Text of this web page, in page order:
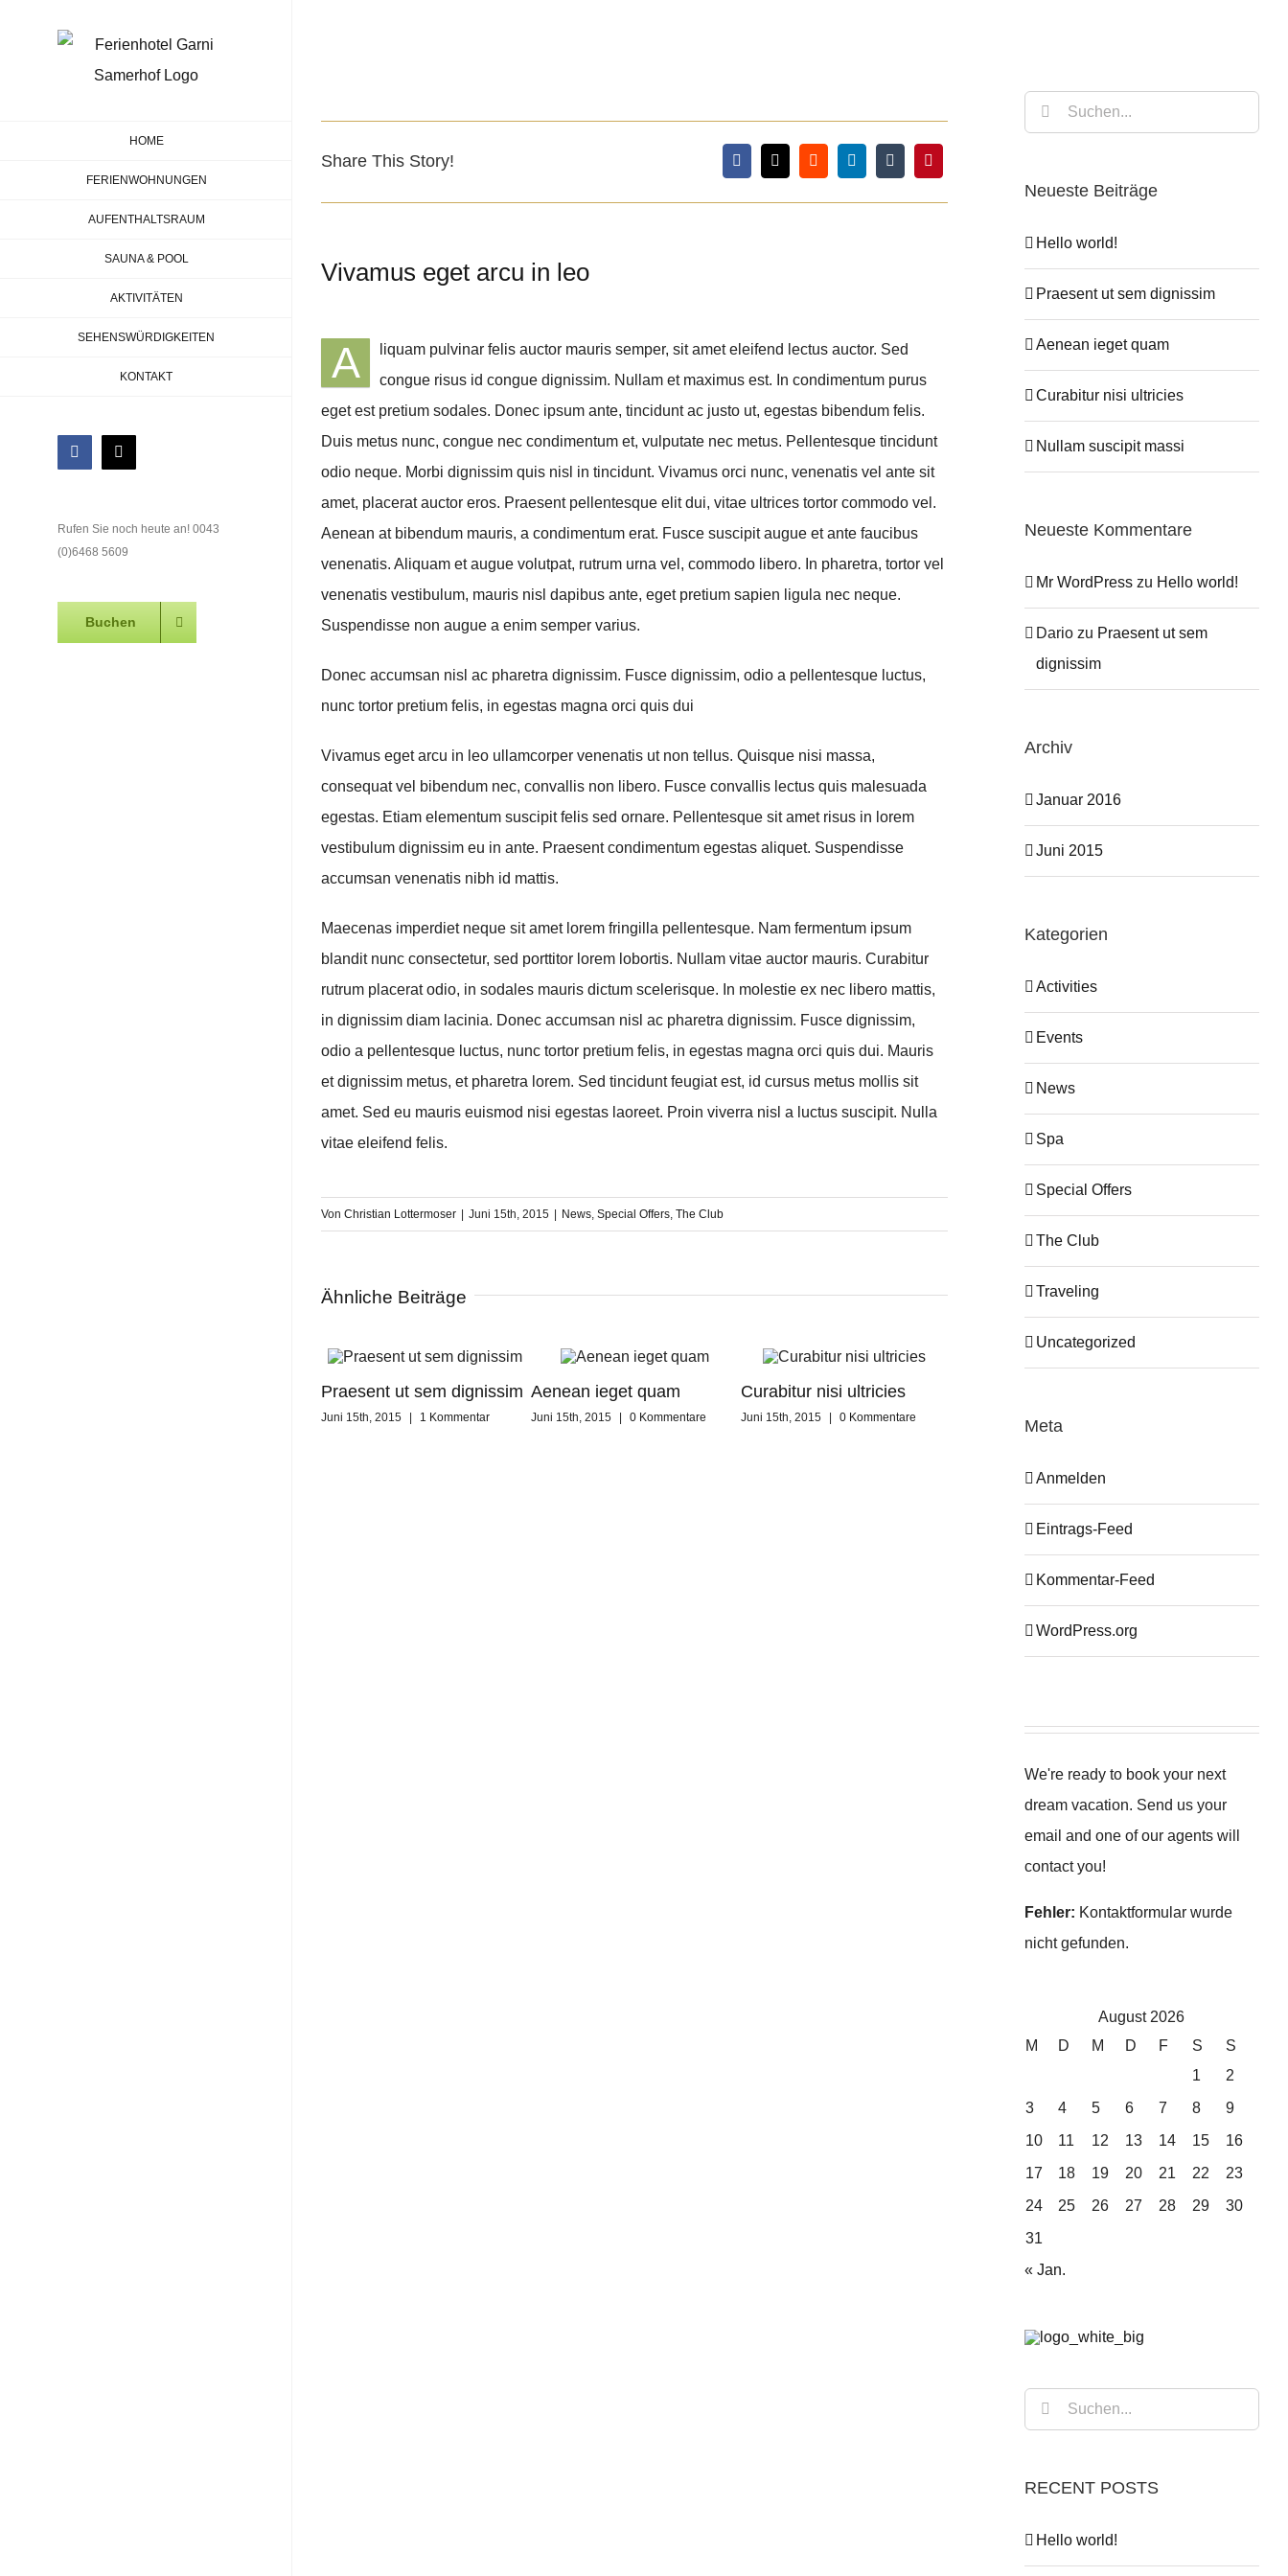
HOME
FERIENWOHNUNGEN
AUFENTHALTSRAUM
SAUNA & POOL
AKTIVITÄTEN
SEHENSWÜRDIGKEITEN
KONTAKT
Facebook
E-
Mail
Rufen Sie noch heute an! 0043
(0)6468 5609
Buchen
Bild
Share This Story!
Vivamus eget arcu in leo
A
liquam pulvinar felis auctor mauris semper, sit amet eleifend lectus auctor. Sed
congue risus id congue dignissim. Nullam et maximus est. In condimentum purus
eget est pretium sodales. Donec ipsum ante, tincidunt ac justo ut, egestas bibendum felis.
Duis metus nunc, congue nec condimentum et, vulputate nec metus. Pellentesque tincidunt
odio neque. Morbi dignissim quis nisl in tincidunt. Vivamus orci nunc, venenatis vel ante sit
amet, placerat auctor eros. Praesent pellentesque elit dui, vitae ultrices tortor commodo vel.
Aenean at bibendum mauris, a condimentum erat. Fusce suscipit augue et ante faucibus
venenatis. Aliquam et augue volutpat, rutrum urna vel, commodo libero. In pharetra, tortor vel
venenatis vestibulum, mauris nisl dapibus ante, eget pretium sapien ligula nec neque.
Suspendisse non augue a enim semper varius.
Donec accumsan nisl ac pharetra dignissim. Fusce dignissim, odio a pellentesque luctus,
nunc tortor pretium felis, in egestas magna orci quis dui
Vivamus eget arcu in leo ullamcorper venenatis ut non tellus. Quisque nisi massa,
consequat vel bibendum nec, convallis non libero. Fusce convallis lectus quis malesuada
egestas. Etiam elementum suscipit felis sed ornare. Pellentesque sit amet risus in lorem
vestibulum dignissim eu in ante. Praesent condimentum egestas aliquet. Suspendisse
accumsan venenatis nibh id mattis.
Maecenas imperdiet neque sit amet lorem fringilla pellentesque. Nam fermentum ipsum
blandit nunc consectetur, sed porttitor lorem lobortis. Nullam vitae auctor mauris. Curabitur
rutrum placerat odio, in sodales mauris dictum scelerisque. In molestie ex nec libero mattis,
in dignissim diam lacinia. Donec accumsan nisl ac pharetra dignissim. Fusce dignissim,
odio a pellentesque luctus, nunc tortor pretium felis, in egestas magna orci quis dui. Mauris
et dignissim metus, et pharetra lorem. Sed tincidunt feugiat est, id cursus metus mollis sit
amet. Sed eu mauris euismod nisi egestas laoreet. Proin viverra nisl a luctus suscipit. Nulla
vitae eleifend felis.
Von Christian Lottermoser Juni 15th, 2015 News, Special Offers, The Club
Ähnliche Beiträge
Praesent ut sem dignissim
Juni 15th, 2015 | 1 Kommentar
Aenean ieget quam
Juni 15th, 2015 | 0 Kommentare
Curabitur nisi ultricies
Juni 15th, 2015 | 0 Kommentare
Suche
nach:
Neueste Beiträge
Hello world!
Praesent ut sem dignissim
Aenean ieget quam
Curabitur nisi ultricies
Nullam suscipit massi
Neueste Kommentare
Mr WordPress zu Hello world!
Dario zu Praesent ut sem
dignissim
Archiv
Januar 2016
Juni 2015
Kategorien
Activities
Events
News
Spa
Special Offers
The Club
Traveling
Uncategorized
Meta
Anmelden
Eintrags-Feed
Kommentar-Feed
WordPress.org
We're ready to book your next
dream vacation. Send us your
email and one of our agents will
contact you!
Fehler: Kontaktformular wurde
nicht gefunden.
August 2026
M
D M D F S
S
1
2
3
4 5 6 7 8
9
10
11 12 13 14 15
16
17
18 19 20 21 22
23
24
25 26 27 28 29
30
31
« Jan.
Suche
nach:
RECENT POSTS
Hello world!